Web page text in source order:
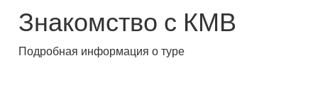
Знакомство с КМВ
Подробная информация о туре